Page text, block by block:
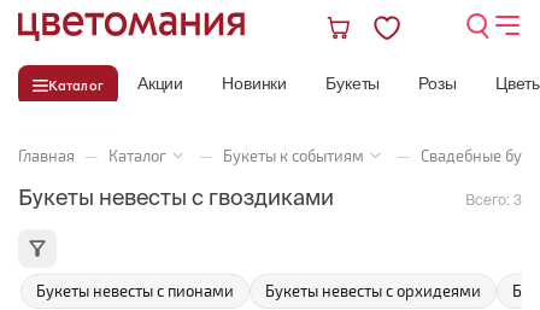
Каталог Акции Новинки Букеты Розы
Главная — Каталог — Букеты к событиям — Свадебные
Букеты невесты с гвоздиками Всего: 3
Букеты невесты с пионами Букеты невесты с орхидеями